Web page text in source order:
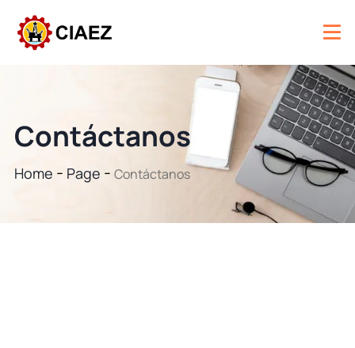
Contáctanos
Home Page Contáctanos